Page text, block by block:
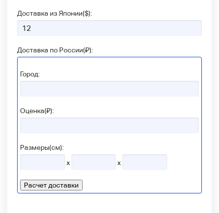
Доставка из Японии($):
Доставка по России(₽):
Город:
Оценка(₽):
Размеры(см):
x
x
Расчет доставки